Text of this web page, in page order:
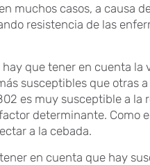
muchos casos, a causa
resistencia de las
que tener en cuenta la
susceptibles que otras
es muy susceptible a la
determinante. Como
a la cebada.
en cuenta que hay